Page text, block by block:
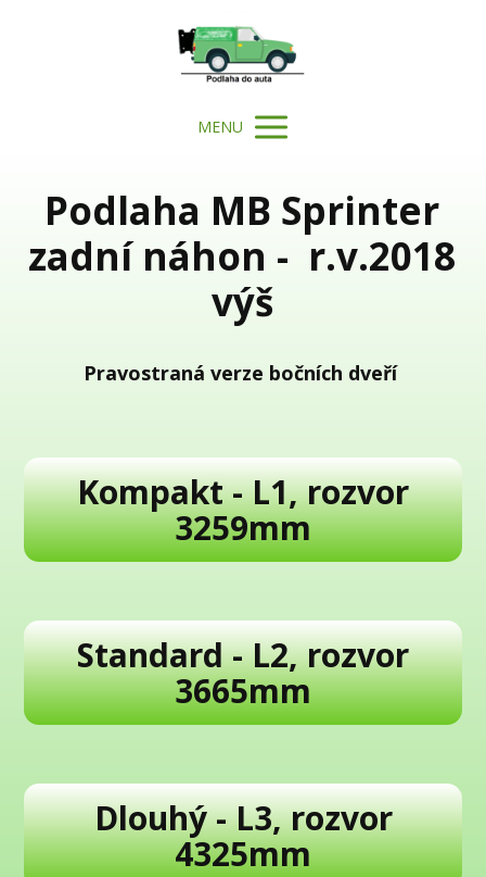
MENU
Podlaha MB Sprinter
zadní náhon - r.v.2018
výš
Pravostraná verze bočních dveří
Kompakt - L1, rozvor
3259mm
Standard - L2, rozvor
3665mm
Dlouhý - L3, rozvor
4325mm